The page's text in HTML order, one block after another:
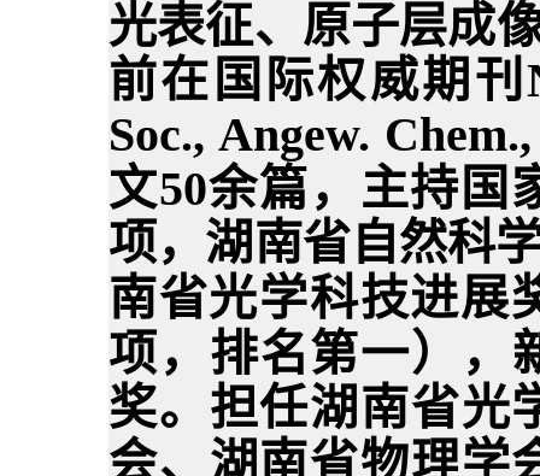
光表征、原子层成
前在国际权威期刊
Soc., Angew.
文50余篇，主持国
项，湖南省自然科
南省光学科技进展
项，排名第一），
奖。担任湖南省光
会、湖南省物理学